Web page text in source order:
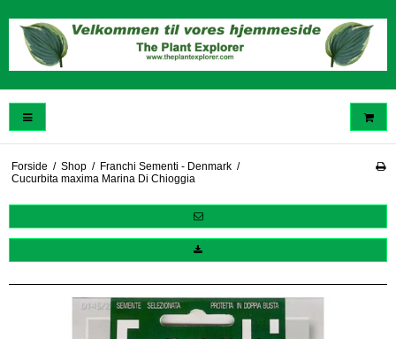
Forside / Shop / Franchi Sementi - Denmark /
Cucurbita maxima Marina Di Chioggia